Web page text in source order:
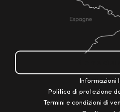
Informazioni
Politica di protezione
Termini e condizioni di